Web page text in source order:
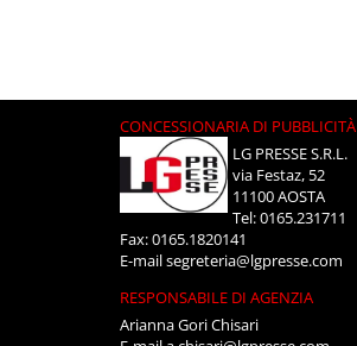
CONCESSIONARIA DI PUBBLICITÀ
LG PRESSE S.R.L.
via Festaz, 52
11100 AOSTA
Tel: 0165.231711
Fax: 0165.1820141
E-mailsegreteria@lgpresse.com
RESPONSABILE DI AGENZIA
Arianna Gori Chisari